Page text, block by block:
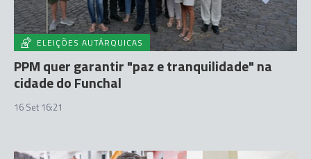
ELEIÇÕES AUTÁRQUICAS
PPM quer garantir "paz e tranquilidade" na
cidade do Funchal
16 Set 16:21